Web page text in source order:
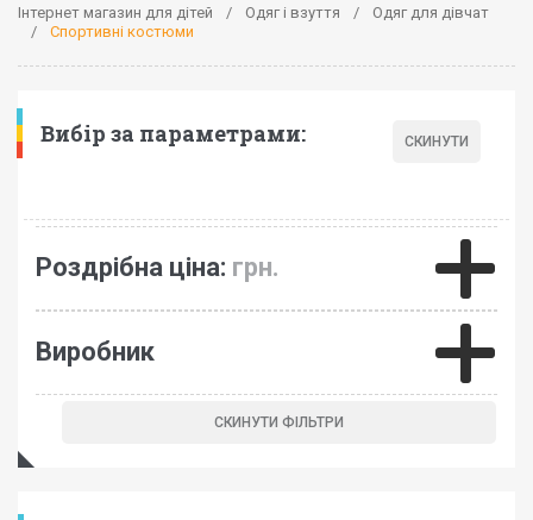
Інтернет магазин для дітей Одяг і взуття
Одяг для дівчат
Спортивні костюми
Вибір за параметрами:
Роздрібна ціна: грн.
Виробник